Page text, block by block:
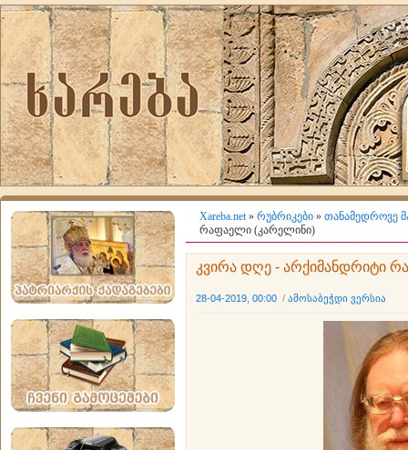
Xareba.net» რუბრიკები » თანამედროვე
რაფაელი (კარელინი)
კვირა დღე - არქიმანდრიტი
28-04-2019, 00:00 / ამოსაბეჭდი ვერსია